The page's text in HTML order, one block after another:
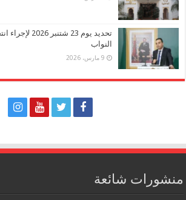
تحديد يوم 23
النواب
9 مارس، 2026
منشورات شائعة